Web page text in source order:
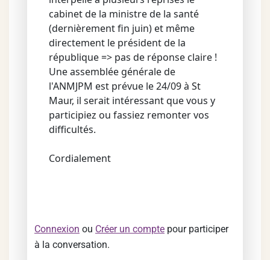
cabinet de la ministre de la santé
(dernièrement fin juin) et même
directement le président de la
république => pas de réponse claire !
Une assemblée générale de
l'ANMJPM est prévue le 24/09 à St
Maur, il serait intéressant que vous y
participiez ou fassiez remonter vos
difficultés.
Cordialement
Connexion ou Créer un compte pour participer
à la conversation.